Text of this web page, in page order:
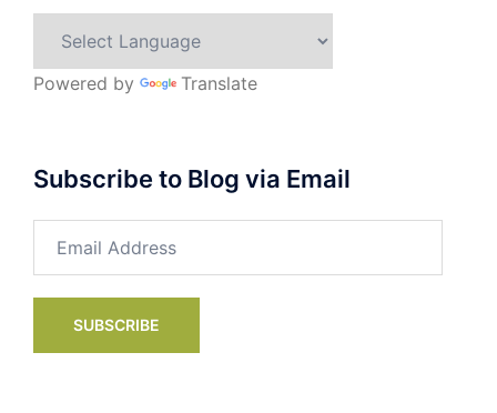
Powered by Translate
Subscribe to Blog via Email
Address
SUBSCRIBE